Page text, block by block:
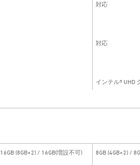
対応
対応
インテル® UHD
16GB (8GB×2) / 16GB(増設不可) 8GB (4GB×2) /